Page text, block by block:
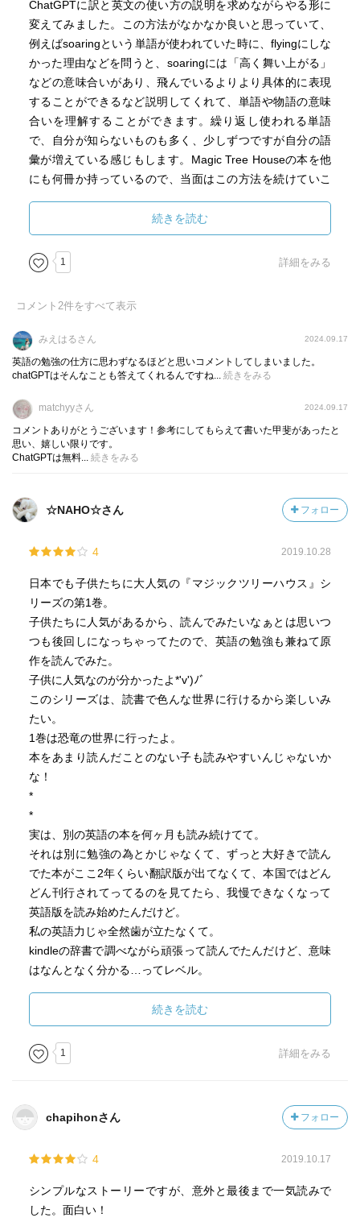
ChatGPTに訳と英文の使い方の説明を求めながらやる形に
変えてみました。この方法がなかなか良いと思っていて、
例えばsoaringという単語が使われていた時に、flyingにしな
かった理由などを問うと、soaringには「高く舞い上がる」
などの意味合いがあり、飛んでいるよりより具体的に表現
することができるなど説明してくれて、単語や物語の意味
合いを理解することができます。繰り返し使われる単語
で、自分が知らないものも多く、少しずつですが自分の語
彙が増えている感じもします。Magic Tree Houseの本を他
にも何冊か持っているので、当面はこの方法を続けていこ
This story made us interesting. If I am an elementary
school student, I can not stop to go these adventures. If I
know this book, I read more. It look like Draemon movie’s
I bought the book for studying English 10 years ago. I
started to study English again and read again. In this time I
changed reading style, I read it myself at first, I ask
at second. I felt good me this method. For example, It used
a “soaring” word, when I asked ChatGPT “Why is it using
‘flying’?”, it answered “soaring” has “高く舞い上がる”
know, I can feel increasing my words in English. I have
method for a while.
---
英語を実際にChatGPTに添削してもらいました。同じよう
なことを考えている方がいたら参考になればと思います。
This story is exciting and fun. If I were an elementary
school student, I wouldn’t be able to stop imagining going
on these kinds of adventures. If I had known about this
book, I would have read many of them. Come to think of it,
it’s a bit similar to the stories in Doraemon movies.
I bought this book to study English over 10 years ago.
Since I’ve started studying English again, I decided to read
it once more. This time, I changed my approach: on the
first read, I try to understand it by myself, and on the
second read, I ask ChatGPT for translations and
explanations about how to use certain English words. I
think this method works well for me. For example, when the
word "soaring" was used, I asked ChatGPT, "Why not just
use 'flying'?" ChatGPT explained that "soaring" has the
meaning of "rising high" or "floating upward," which
conveys a more specific image than just "flying." This
helped me understand both the vocabulary and the story
better. There are many repeated words that I don’t know,
but I can feel that my vocabulary is increasing little by little.
I have a few more Magic Tree House books, so I plan to
続きを読む
1 詳細をみる
コメント 2件をすべて表示
みえはるさん 2024.09.17
英語の勉強の仕方に思わずなるほどと思いコメントしてしまいました。
chatGPTはそんなことも答えてくれるんですね... 続きをみる
matchyyさん 2024.09.17
コメントありがとうございます！参考にしてもらえて書いた甲斐があったと
思い、嬉しい限りです。
ChatGPTは無料... 続きをみる
☆NAHO☆さん フォロー
4 2019.10.28
日本でも子供たちに大人気の『マジックツリーハウス』シ
リーズの第1巻。
子供たちに人気があるから、読んでみたいなぁとは思いつ
つも後回しになっちゃってたので、英語の勉強も兼ねて原
作を読んでみた。
子供に人気なのが分かったよ*'v')ﾉﾞ
このシリーズは、読書で色んな世界に行けるから楽しいみ
たい。
1巻は恐竜の世界に行ったよ。
本をあまり読んだことのない子も読みやすいんじゃないか
な！
*
*
実は、別の英語の本を何ヶ月も読み続けてて。
それは別に勉強の為とかじゃなくて、ずっと大好きで読ん
でた本がここ2年くらい翻訳版が出てなくて、本国ではどん
どん刊行されてってるのを見てたら、我慢できなくなって
英語版を読み始めたんだけど。
私の英語力じゃ全然歯が立たなくて。
kindleの辞書で調べながら頑張って読んでたんだけど、意味
はなんとなく分かる…ってレベル。
さすがにフラストレーションが溜まってきた上に、だんだ
ん自信も無くなってきて。
私、英語の本なんて読めないんじゃないかって(´×Д×｡`)
みたの。
そしたら、「読める…！読めるぞ！」と飛行石を手にした
すいすい読めて、ストレスフリー！
まぁ、結果私の英語レベルは中学で止まってることが分か
続きを読む
1 詳細をみる
chapihonさん フォロー
4 2019.10.17
シンプルなストーリーですが、意外と最後まで一気読みで
した。面白い！